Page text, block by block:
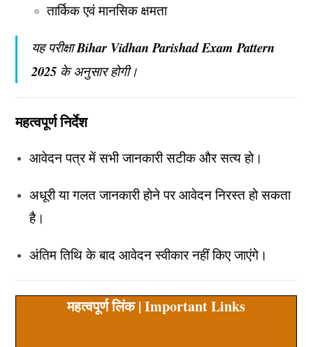
तार्किक एवं मानसिक क्षमता
यह परीक्षाBihar Vidhan Parishad Exam Pattern
2025 के अनुसार होगी।
महत्वपूर्ण निर्देश
आवेदन पत्र में सभी जानकारी सटीक और सत्य हो।
अधूरी या गलत जानकारी होने पर आवेदन निरस्त हो सकता
है।
अंतिम तिथि के बाद आवेदन स्वीकार नहीं किए जाएंगे।
महत्वपूर्ण लिंक | Important Links